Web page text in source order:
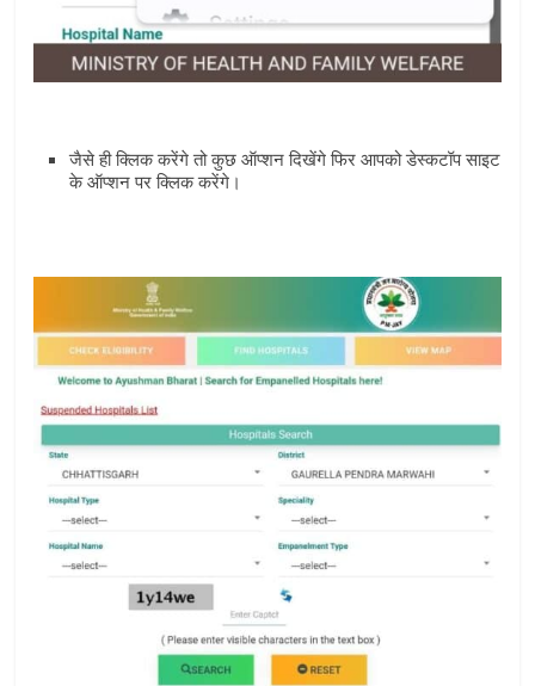
जैसे ही क्लिक करेंगे तो कुछ ऑप्‍शन दिखेंगे फिर आपको डेस्‍कटॉप साइट
के ऑप्‍शन पर क्लिक करेंगे।